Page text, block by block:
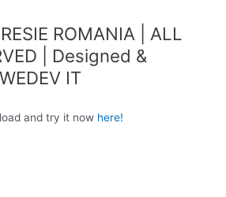
ROMANIA | ALL
| Designed &
IT
and try it now here!